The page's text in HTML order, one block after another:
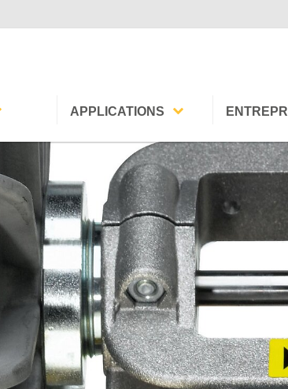
APPLICATIONS
Bâtiments
Bois
Industrie
pharmaceutique
Textiles
Réseaux de chauffage
d'autres applications
Contact
Travailler
Mission
Univers
Catalogue